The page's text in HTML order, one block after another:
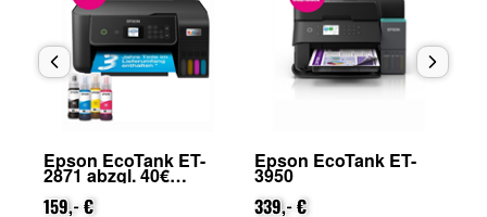
Epson EcoTank ET-
2871 abzgl. 40€
Cashback (von Epson
nach Registrierung)
159,- €
Epson EcoTank ET-
3950
339,- €